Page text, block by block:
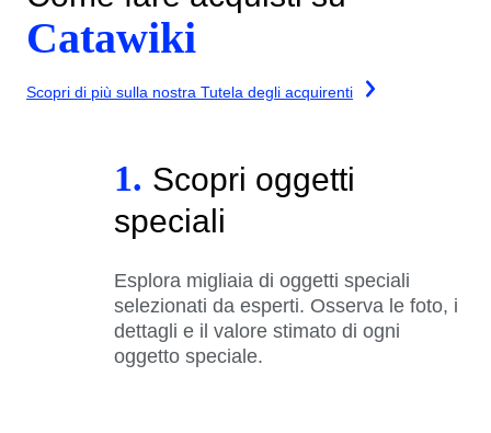
Catawiki
Scopri di più sulla nostra Tutela degli acquirenti
1. Scopri oggetti
speciali
Esplora migliaia di oggetti speciali
selezionati da esperti. Osserva le foto, i
dettagli e il valore stimato di ogni
oggetto speciale.